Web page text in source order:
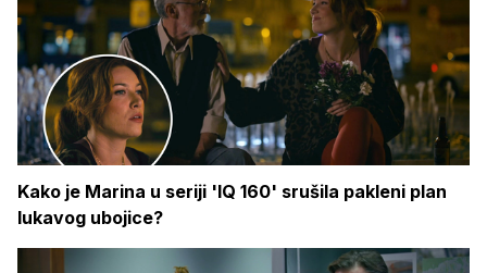
Kako je Marina u seriji 'IQ 160' srušila pakleni plan
lukavog ubojice?